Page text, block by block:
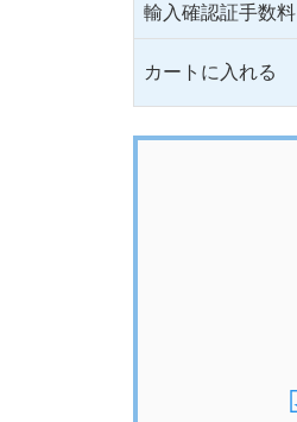
輸入確認証手数料
カートに入れる